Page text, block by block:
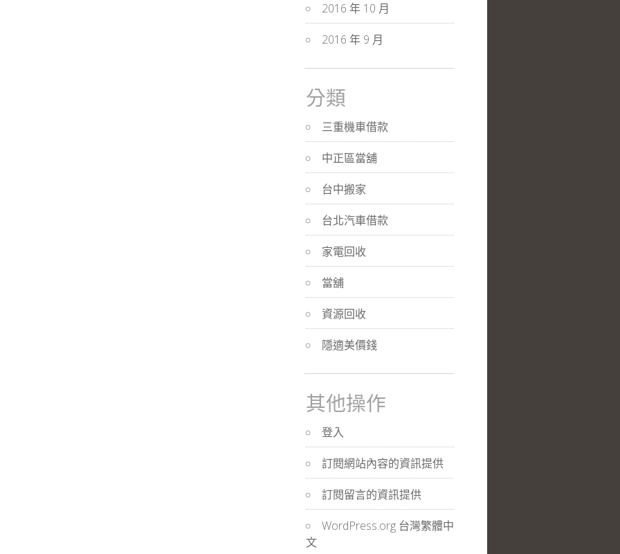
2016 年 10 月
2016 年 9 月
分類
三重機車借款
中正區當舖
台中搬家
台北汽車借款
家電回收
當舖
資源回收
隱適美價錢
其他操作
登入
訂閱網站內容的資訊提供
訂閱留言的資訊提供
WordPress.org 台灣繁體中
文